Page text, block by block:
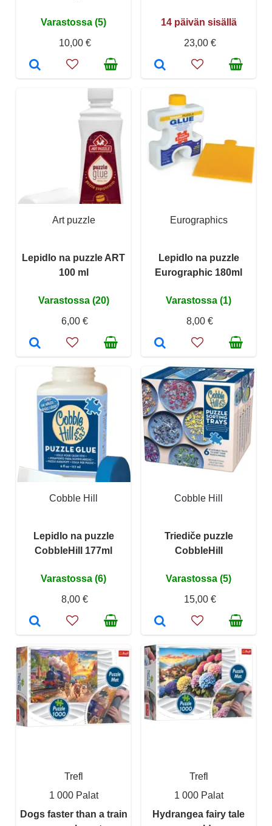
Varastossa (5)
10,00 €
14 päivän sisällä
23,00 €
Art puzzle
Lepidlo na puzzle ART
100 ml
Varastossa (20)
6,00 €
Eurographics
Lepidlo na puzzle
Eurographic 180ml
Varastossa (1)
8,00 €
Cobble Hill
Lepidlo na puzzle
CobbleHill 177ml
Varastossa (6)
8,00 €
Cobble Hill
Triediče puzzle
CobbleHill
Varastossa (5)
15,00 €
Trefl
1 000 Palat
Dogs faster than a train
Trefl
1 000 Palat
Hydrangea fairy tale